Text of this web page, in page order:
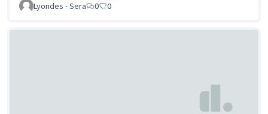
Lyondes - Sera
0 0